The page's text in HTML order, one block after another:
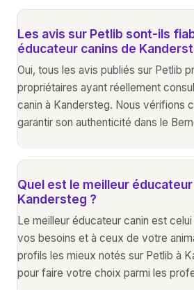
Les avis sur Petlib sont-ils
éducateur canins de
Oui, tous les avis publiés sur Petlib
propriétaires ayant réellement
canin à Kandersteg. Nous vérifions
garantir son authenticité dans le
Quel est le meilleur éducateur
Kandersteg ?
Le meilleur éducateur canin est
vos besoins et à ceux de votre
profils les mieux notés sur Petlib à
pour faire votre choix parmi les